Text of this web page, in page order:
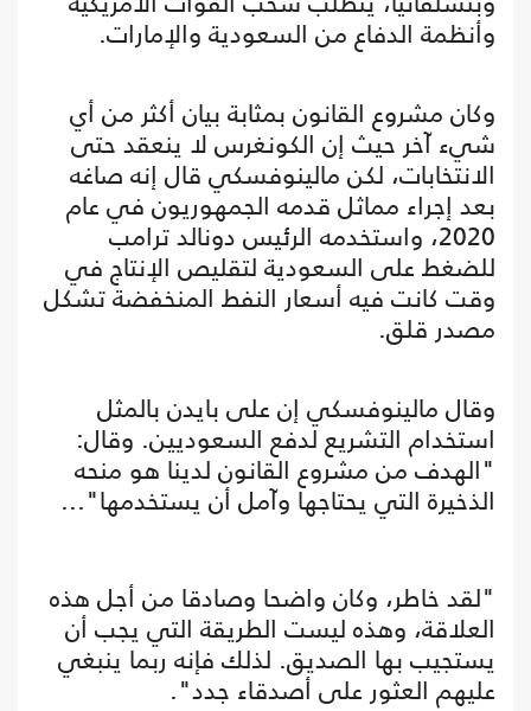
وأنظمة الدفاع من السعودية والإمارات.
وكان مشروع القانون بمثابة بيان أكثر من أي
شيء آخر حيث إن الكونغرس لا ينعقد حتى
الانتخابات، لكن مالينوفسكي قال إنه صاغه
بعد إجراء مماثل قدمه الجمهوريون في عام
2020، واستخدمه الرئيس دونالد ترامب
للضغط على السعودية لتقليص الإنتاج في
وقت كانت فيه أسعار النفط المنخفضة تشكل
مصدر قلق.
وقال مالينوفسكي إن على بايدن بالمثل
استخدام التشريع لدفع السعوديين. وقال:
"الهدف من مشروع القانون لدينا هو منحه
الذخيرة التي يحتاجها وآمل أن يستخدمها"...
"لقد خاطر، وكان واضحا وصادقا من أجل هذه
العلاقة، وهذه ليست الطريقة التي يجب أن
يستجيب بها الصديق. لذلك فإنه ربما ينبغي
عليهم العثور على أصدقاء جدد".